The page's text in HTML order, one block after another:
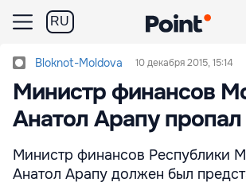
RU
Bloknot-Moldova 10 декабря 2015, 15:14
Министр финансов
Анатол Арапу пропал
Министр финансов Республики
Анатол Арапу должен был